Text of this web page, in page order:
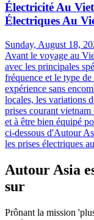
Électricité Au
Électriques Au
Sunday, August 18,
Avant le voyage au
avec les principales
fréquence et le type
expérience sans
locales, les variations
prises courant
et à être bien équipé
ci-dessous d'Autour
les prises électriques
Autour Asia
sur
Prônant la mission